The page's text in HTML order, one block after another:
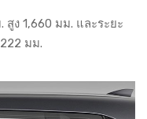
สูง 1,660 มม. และระยะ
มม.